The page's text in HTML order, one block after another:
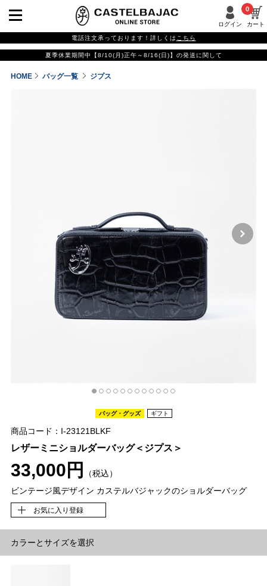
ログイン カート
0
電話注文承っております！詳しくは こちら
夏季休業期間中【8/10(月)正午～8/16(日)】の発送に関して
HOME バッグ一覧 ジプス
バッグ・グッズ ギフト
商品コード：I-23121BLKF
レザーミニショルダーバッグ＜ジプス＞
33,000円
（税込）
ビンテージ風デザイン カステルバジャックのショルダーバッグ
お気に入り登録
カラーとサイズを選択